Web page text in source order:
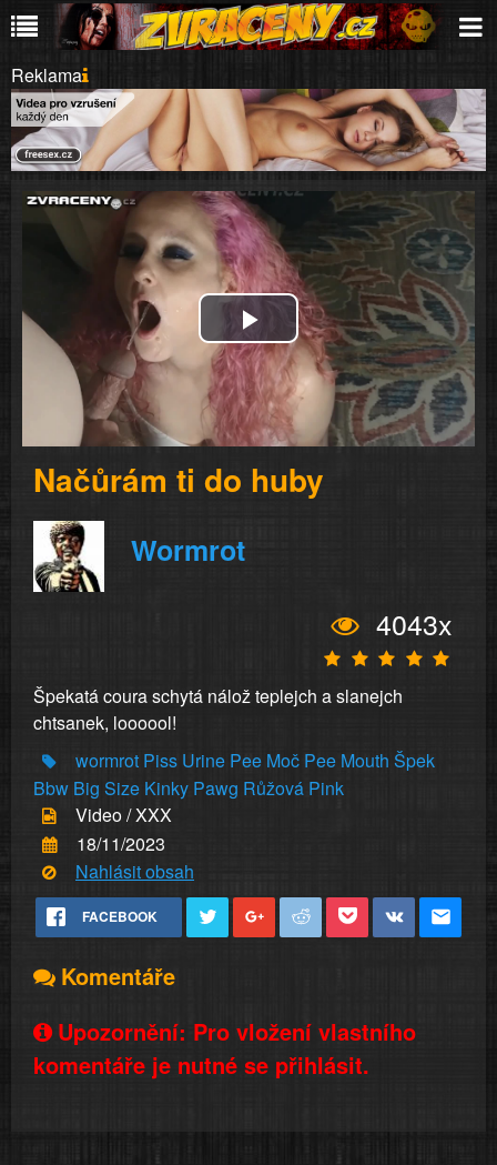
Reklama
Play
Video
Načůrám ti do huby
Wormrot
4043x
Špekatá coura schytá nálož teplejch a slanejch
chtsanek, loooool!
wormrot Piss Urine Pee Moč Pee Mouth Špek
Bbw Big Size Kinky Pawg Růžová Pink
Video / XXX
18/11/2023
Nahlásit obsah
FACEBOOK
Komentáře
Upozornění: Pro vložení vlastního
komentáře je nutné se přihlásit.